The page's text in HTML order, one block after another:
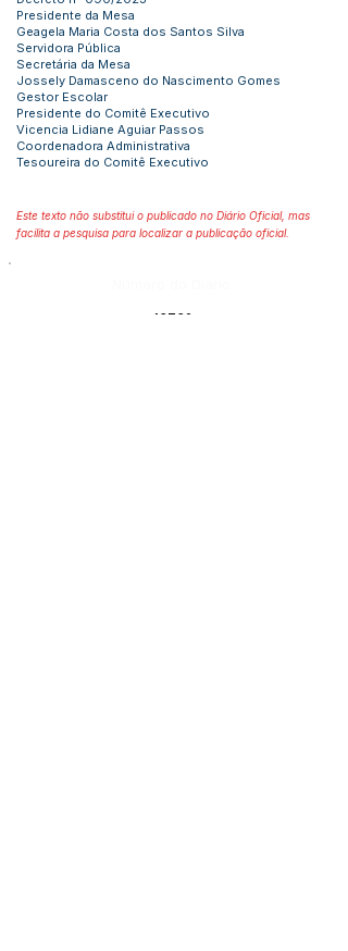
Presidente da Mesa
Geagela Maria Costa dos Santos Silva
Servidora Pública
Secretária da Mesa
Jossely Damasceno do Nascimento Gomes
Gestor Escolar
Presidente do Comitê Executivo
Vicencia Lidiane Aguiar Passos
Coordenadora Administrativa
Tesoureira do Comitê Executivo
Este texto não substitui o publicado no Diário Oficial, mas
facilita a pesquisa para localizar a publicação oficial.
13732